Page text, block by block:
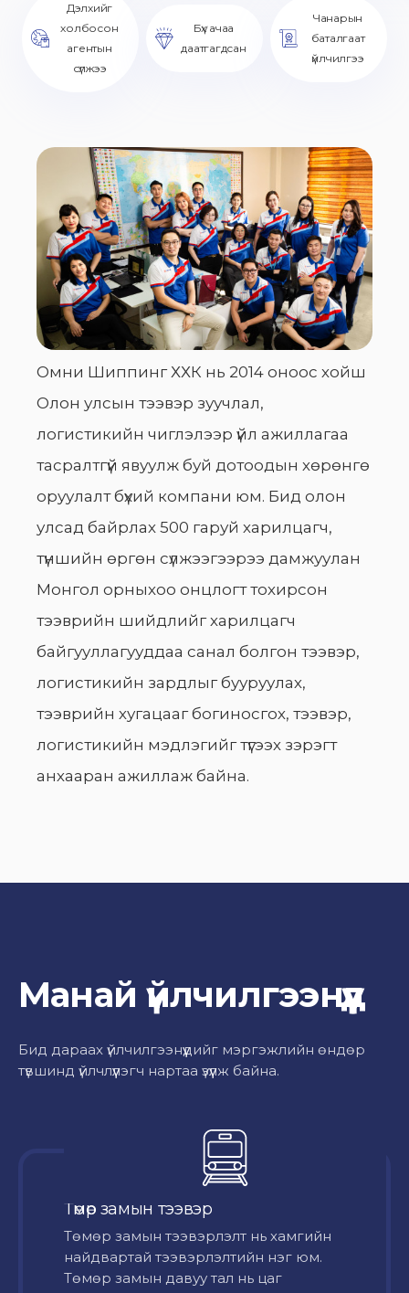
Дэлхийг
холбосон
агентын
сүлжээ
Бүх ачаа
даатгагдсан
Чанарын
баталгаат
үйлчилгээ
Омни Шиппинг ХХК нь 2014 оноос хойш
Олон улсын тээвэр зуучлал,
логистикийн чиглэлээр үйл ажиллагаа
тасралтгүй явуулж буй дотоодын хөрөнгө
оруулалт бүхий компани юм. Бид олон
улсад байрлах 500 гаруй харилцагч,
түншийн өргөн сүлжээгээрээ дамжуулан
Монгол орныхоо онцлогт тохирсон
тээврийн шийдлийг харилцагч
байгууллагууддаа санал болгон тээвэр,
логистикийн зардлыг бууруулах,
тээврийн хугацааг богиносгох, тээвэр,
логистикийн мэдлэгийг түгээх зэрэгт
анхааран ажиллаж байна.
Манай үйлчилгээнүүд
Бид дараах үйлчилгээнүүдийг мэргэжлийн өндөр
түвшинд үйлчлүүлэгч нартаа үзүүлж байна.
Төмөр замын тээвэр
Төмөр замын тээвэрлэлт нь хамгийн
найдвартай тээвэрлэлтийн нэг юм.
Төмөр замын давуу тал нь цаг